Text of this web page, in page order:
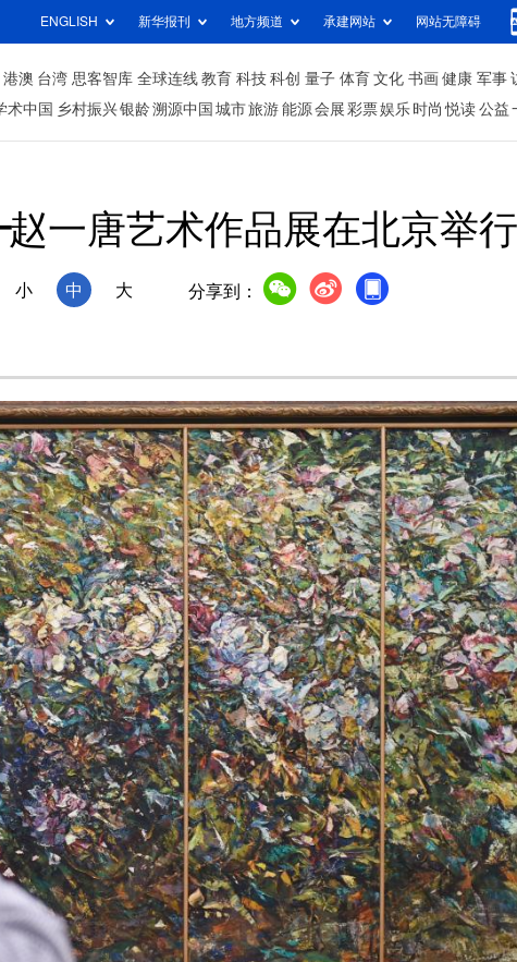
ENGLISH 新华报刊 地方频道 承建网站 网站无障碍
港澳 台湾 思客智库 全球连线 教育 科技 科创 量子 体育 文化 书画 健康 军事
术中国 乡村振兴银龄溯源中国 城市旅游 能源 会展 彩票娱乐 时尚 悦读 公益
一唐艺术作品展在北京举行
小 中 大 分享到：